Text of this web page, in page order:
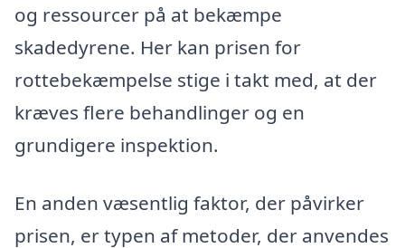
og ressourcer på at bekæmpe
skadedyrene. Her kan prisen for
rottebekæmpelse stige i takt med, at der
kræves flere behandlinger og en
grundigere inspektion.
En anden væsentlig faktor, der påvirker
prisen, er typen af metoder, der anvendes